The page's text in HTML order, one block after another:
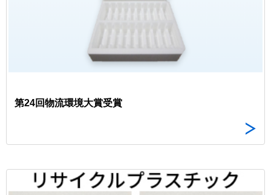
第24回物流環境大賞受賞